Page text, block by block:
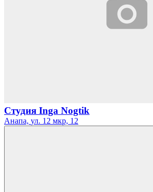
Студия Inga Nogtik
Анапа, ул. 12 мкр, 12